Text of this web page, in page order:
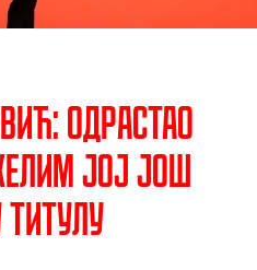
Одрастао
јој још